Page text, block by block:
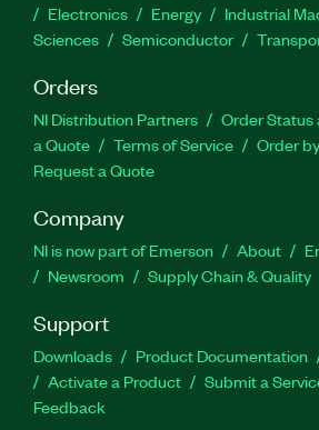
Electronics
Energy Industrial
Sciences
Semiconductor
Orders
NI Distribution Partners Order Status
a Quote
Terms of Service
Order
Request a Quote
Company
NI is now part of Emerson About
Newsroom
Supply Chain & Quality
Support
Downloads Product Documentation
Activate a Product
Submit a
Feedback